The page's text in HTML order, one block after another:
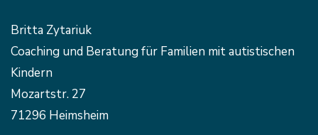
Britta Zytariuk
Coaching und Beratung für Familien mit autistischen
Kindern
Mozartstr. 27
71296 Heimsheim